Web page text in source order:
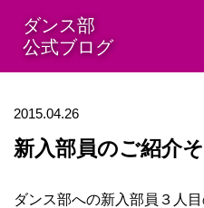
ダンス部
公式ブログ
2015.04.26
新入部員のご紹介
ダンス部への新入部員３人目